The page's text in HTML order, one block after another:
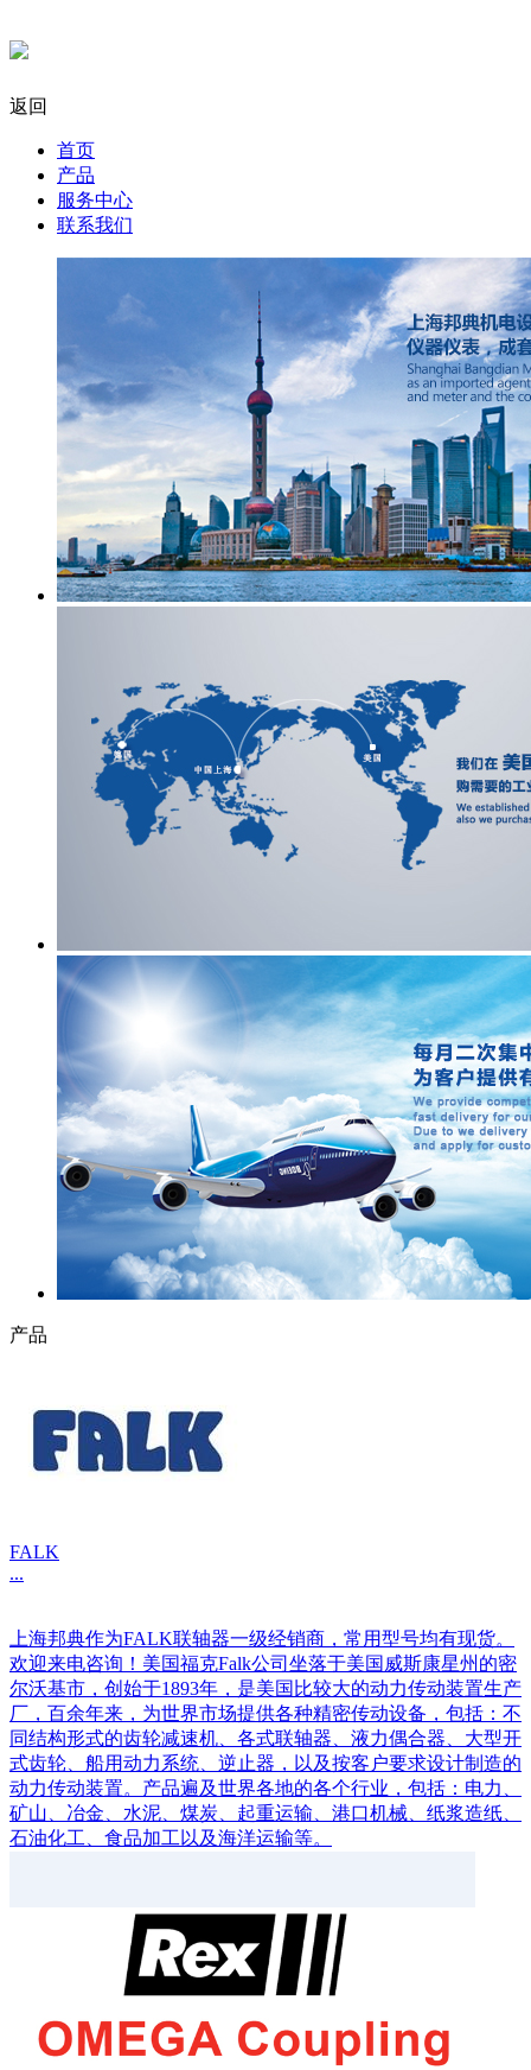
返回
首页
产品
服务中心
联系我们
产品
FALK
...
上海邦典作为FALK联轴器一级经销商，常用型号均有现货。
欢迎来电咨询！美国福克Falk公司坐落于美国威斯康星州的密
尔沃基市，创始于1893年，是美国比较大的动力传动装置生产
厂，百余年来，为世界市场提供各种精密传动设备，包括：不
同结构形式的齿轮减速机、各式联轴器、液力偶合器、大型开
式齿轮、船用动力系统、逆止器，以及按客户要求设计制造的
动力传动装置。产品遍及世界各地的各个行业，包括：电力、
矿山、冶金、水泥、煤炭、起重运输、港口机械、纸浆造纸、
石油化工、食品加工以及海洋运输等。